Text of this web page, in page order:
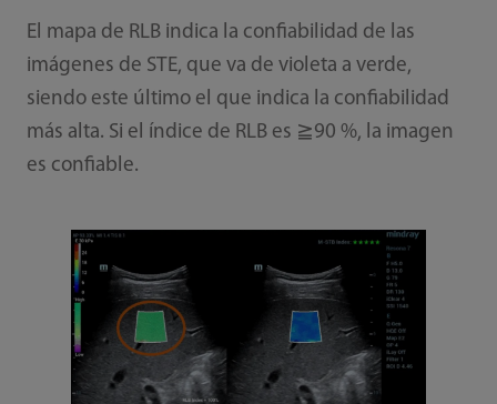
El mapa de RLB indica la confiabilidad de las
imágenes de STE, que va de violeta a verde,
siendo este último el que indica la confiabilidad
más alta. Si el índice de RLB es ≧90 %, la imagen
es confiable.